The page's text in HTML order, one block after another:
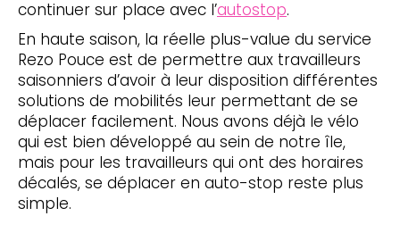
continuer sur place avec l’autostop.
En haute saison, la réelle plus-value du service
Rezo Pouce est de permettre aux travailleurs
saisonniers d’avoir à leur disposition différentes
solutions de mobilités leur permettant de se
déplacer facilement. Nous avons déjà le vélo
qui est bien développé au sein de notre île,
mais pour les travailleurs qui ont des horaires
décalés, se déplacer en auto-stop reste plus
simple.